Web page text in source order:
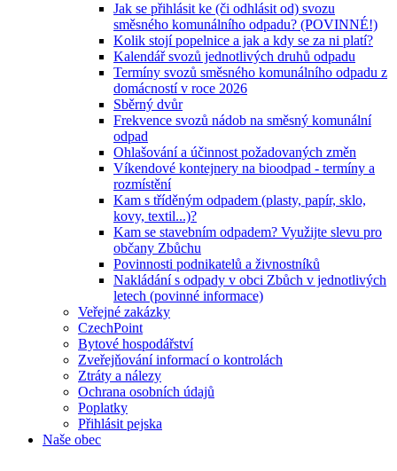
Jak se přihlásit ke (či odhlásit od) svozu
směsného komunálního odpadu? (POVINNÉ!)
Kolik stojí popelnice a jak a kdy se za ni platí?
Kalendář svozů jednotlivých druhů odpadu
Termíny svozů směsného komunálního odpadu z
domácností v roce 2026
Sběrný dvůr
Frekvence svozů nádob na směsný komunální
odpad
Ohlašování a účinnost požadovaných změn
Víkendové kontejnery na bioodpad - termíny a
rozmístění
Kam s tříděným odpadem (plasty, papír, sklo,
kovy, textil...)?
Kam se stavebním odpadem? Využijte slevu pro
občany Zbůchu
Povinnosti podnikatelů a živnostníků
Nakládání s odpady v obci Zbůch v jednotlivých
letech (povinné informace)
Veřejné zakázky
CzechPoint
Bytové hospodářství
Zveřejňování informací o kontrolách
Ztráty a nálezy
Ochrana osobních údajů
Poplatky
Přihlásit pejska
Naše obec